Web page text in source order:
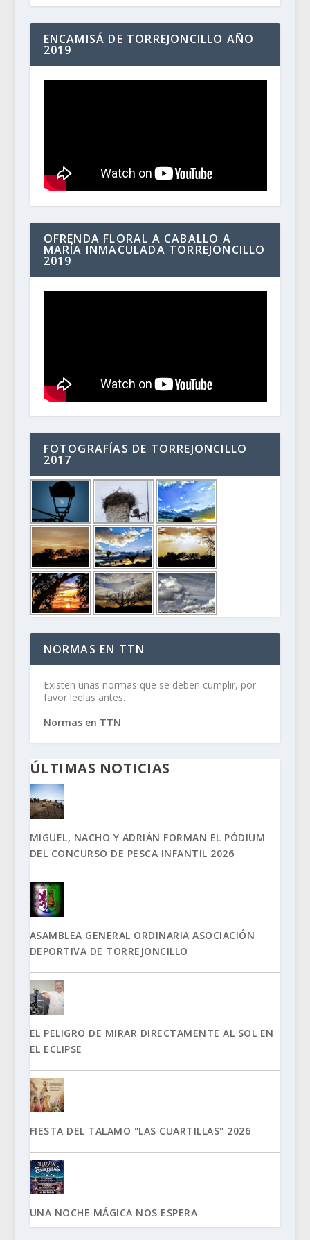
ENCAMISÁ DE TORREJONCILLO AÑO
2019
OFRENDA FLORAL A CABALLO A
MARÍA INMACULADA TORREJONCILLO
2019
FOTOGRAFÍAS DE TORREJONCILLO
2017
NORMAS EN TTN
Existen unas normas que se deben cumplir, por
favor leelas antes.
Normas en TTN
ÚLTIMAS NOTICIAS
MIGUEL, NACHO Y ADRIÁN FORMAN EL PÓDIUM
DEL CONCURSO DE PESCA INFANTIL 2026
ASAMBLEA GENERAL ORDINARIA ASOCIACIÓN
DEPORTIVA DE TORREJONCILLO
EL PELIGRO DE MIRAR DIRECTAMENTE AL SOL EN
EL ECLIPSE
FIESTA DEL TALAMO "LAS CUARTILLAS" 2026
UNA NOCHE MÁGICA NOS ESPERA